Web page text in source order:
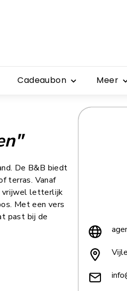
Cadeaubon Meer
De B&B biedt
terras. Vanaf
vrijwel letterlijk
Met een vers
past bij de